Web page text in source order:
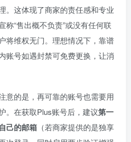
。这体现了商家的责任感和专业
称“售出概不负责”或没有任何联
将维权无门。理想情况下，靠谱
账号如遇封禁可免费更换，让消
意的是，再可靠的账号也需要用
。在获取Plus账号后，建议第一
己的邮箱 （若商家提供的是独享